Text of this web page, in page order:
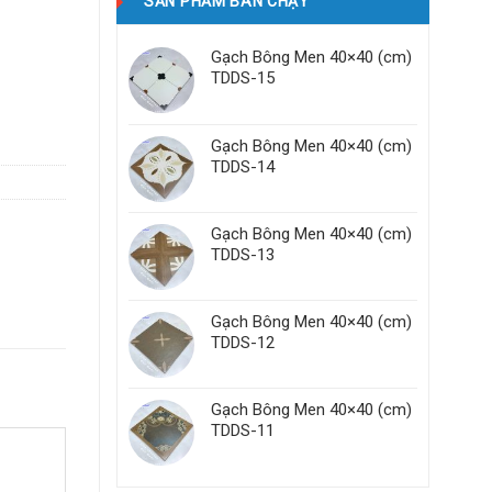
Gạch Bông Men 40×40 (cm)
TDDS-15
Gạch Bông Men 40×40 (cm)
TDDS-14
Gạch Bông Men 40×40 (cm)
TDDS-13
Gạch Bông Men 40×40 (cm)
TDDS-12
Gạch Bông Men 40×40 (cm)
TDDS-11